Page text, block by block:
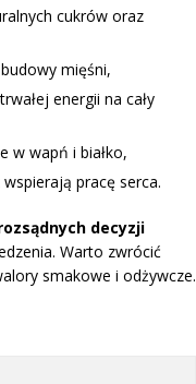
cukrów oraz
mięśni,
energii na cały
w wapń i białko,
pracę serca.
decyzji
Warto zwrócić
smakowe i odżywcze.